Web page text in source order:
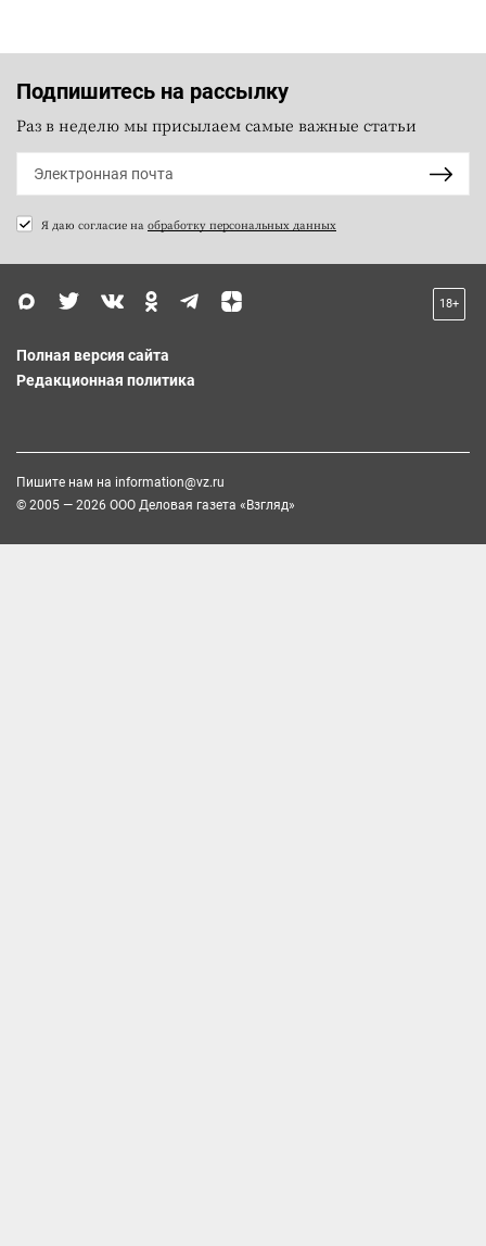
Подпишитесь на рассылку
Раз в неделю мы присылаем самые важные статьи
Я даю согласие на обработку персональных данных
18+
Полная версия сайта
Редакционная политика
Пишите нам на information@vz.ru
© 2005 — 2026 ООО Деловая газета «Взгляд»